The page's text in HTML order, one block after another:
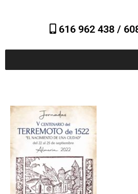
616 962 438 /